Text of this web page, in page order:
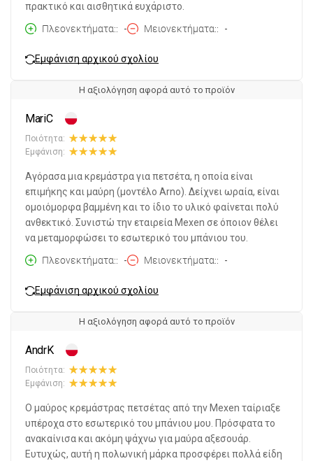
πρακτικό και αισθητικά ευχάριστο.
Πλεονεκτήματα:
- Μειονεκτήματα: -
Εμφάνιση αρχικού σχολίου
Η αξιολόγηση αφορά αυτό το προϊόν
MariC
Ποιότητα:
Εμφάνιση:
Αγόρασα μια κρεμάστρα για πετσέτα, η οποία είναι
επιμήκης και μαύρη (μοντέλο Arno). Δείχνει ωραία, είναι
ομοιόμορφα βαμμένη και το ίδιο το υλικό φαίνεται πολύ
ανθεκτικό. Συνιστώ την εταιρεία Mexen σε όποιον θέλει
να μεταμορφώσει το εσωτερικό του μπάνιου του.
Πλεονεκτήματα:
- Μειονεκτήματα: -
Εμφάνιση αρχικού σχολίου
Η αξιολόγηση αφορά αυτό το προϊόν
AndrK
Ποιότητα:
Εμφάνιση:
Ο μαύρος κρεμάστρας πετσέτας από την Mexen ταίριαξε
υπέροχα στο εσωτερικό του μπάνιου μου. Πρόσφατα το
ανακαίνισα και ακόμη ψάχνω για μαύρα αξεσουάρ.
Ευτυχώς, αυτή η πολωνική μάρκα προσφέρει πολλά είδη